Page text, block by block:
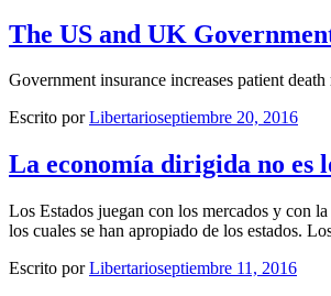
The US and UK
Government insurance increases patient
Escrito porLibertarioseptiembre 20, 2016
La economía dirigida no es
Los Estados juegan con los mercados y con
los cuales se han apropiado de los estados.
Escrito porLibertarioseptiembre 11, 2016